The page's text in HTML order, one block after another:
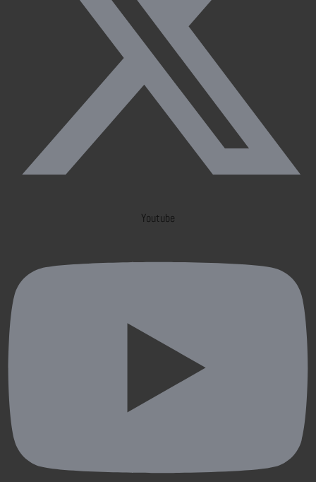
Youtube